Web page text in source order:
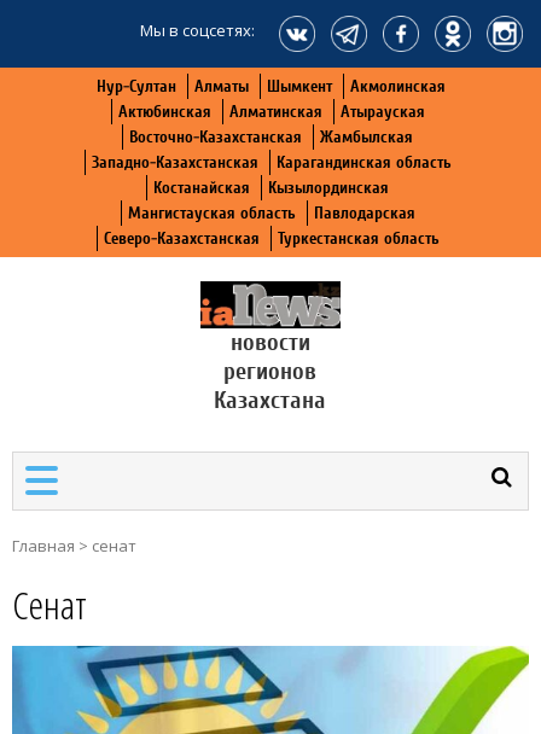
Мы в соцсетях:
Нур-Султан Алматы Шымкент
Акмолинская
Актюбинская
Алматинская
Атырауская
Восточно-Казахстанская
Жамбылская
Западно-Казахстанская
Карагандинская область
Костанайская
Кызылординская
Мангистауская область
Павлодарская
Северо-Казахстанская
Туркестанская область
новости
регионов
Казахстана
Главная > сенат
Сенат